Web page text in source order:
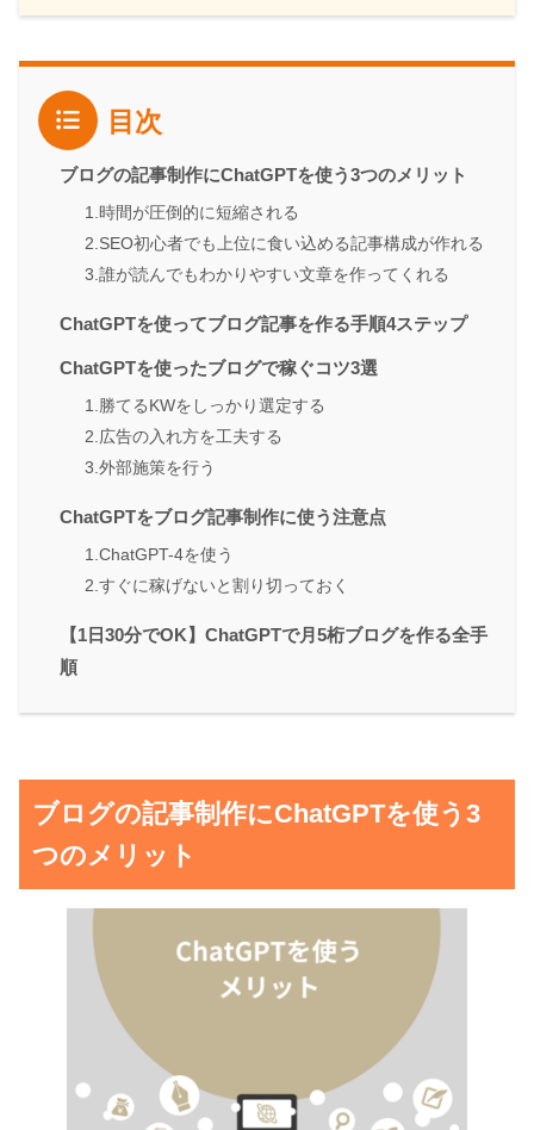
目次
ブログの記事制作にChatGPTを使う3つのメリット
1.時間が圧倒的に短縮される
2.SEO初心者でも上位に食い込める記事構成が作れる
3.誰が読んでもわかりやすい文章を作ってくれる
ChatGPTを使ってブログ記事を作る手順4ステップ
ChatGPTを使ったブログで稼ぐコツ3選
1.勝てるKWをしっかり選定する
2.広告の入れ方を工夫する
3.外部施策を行う
ChatGPTをブログ記事制作に使う注意点
1.ChatGPT-4を使う
2.すぐに稼げないと割り切っておく
【1日30分でOK】ChatGPTで月5桁ブログを作る全手
順
ブログの記事制作にChatGPTを使う3
つのメリット